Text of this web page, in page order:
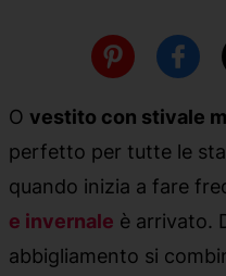
O vestito con stivale
perfetto per tutte le
quando inizia a fare
e invernale è arrivato.
abbigliamento si